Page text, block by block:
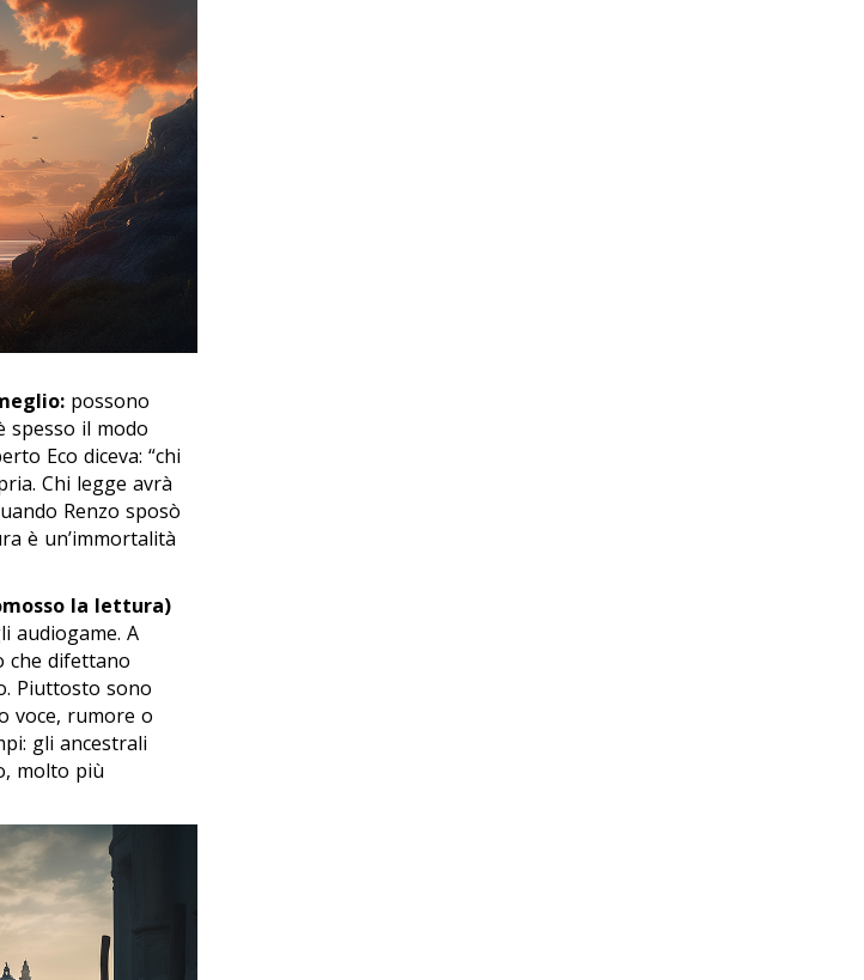
possono
spesso il modo
Eco diceva: “chi
Chi legge avrà
Renzo sposò
è un’immortalità
la lettura)
audiogame. A
che difettano
Piuttosto sono
voce, rumore o
gli ancestrali
molto più